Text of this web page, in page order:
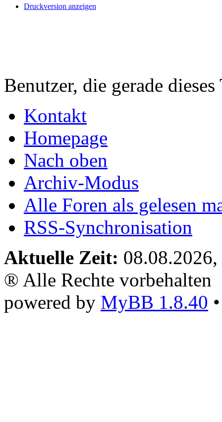
Druckversion anzeigen
Benutzer, die gerade
Kontakt
Homepage
Nach oben
Archiv-Modus
Alle Foren als gelesen
RSS-Synchronisation
Aktuelle Zeit:
® Alle Rechte vorbehalten
powered by MyBB 1.8.40